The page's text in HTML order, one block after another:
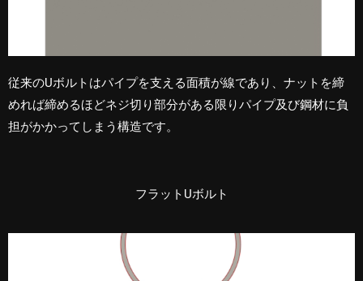
従来のUボルトはパイプを支える面積が線であり、ナットを締
めれば締めるほどネジ切り部分がある限りパイプ及び鋼材に負
担がかかってしまう構造です。
フラットUボルト